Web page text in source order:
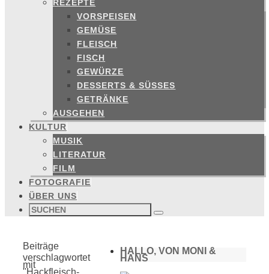
REZEPTE
VORSPEISEN
GEMÜSE
FLEISCH
FISCH
GEWÜRZE
DESSERTS & SÜSSES
GETRÄNKE
AUSGEHEN
KULTUR
MUSIK
LITERATUR
FILM
FOTOGRAFIE
ÜBER UNS
Suchen
nach: Suchen
Start
Beiträge
verschlagwortet
mit
"Hackfleisch-
HALLO, VON MONI &
HANS